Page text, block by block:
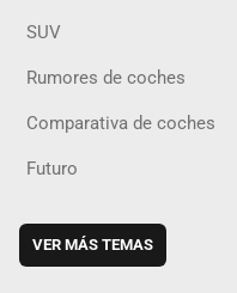
SUV
Rumores de coches
Comparativa de coches
Futuro
VER MÁS TEMAS